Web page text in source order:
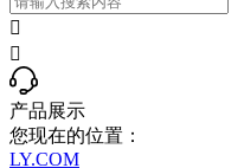


产品展示
您现在的位置：
LY.COM